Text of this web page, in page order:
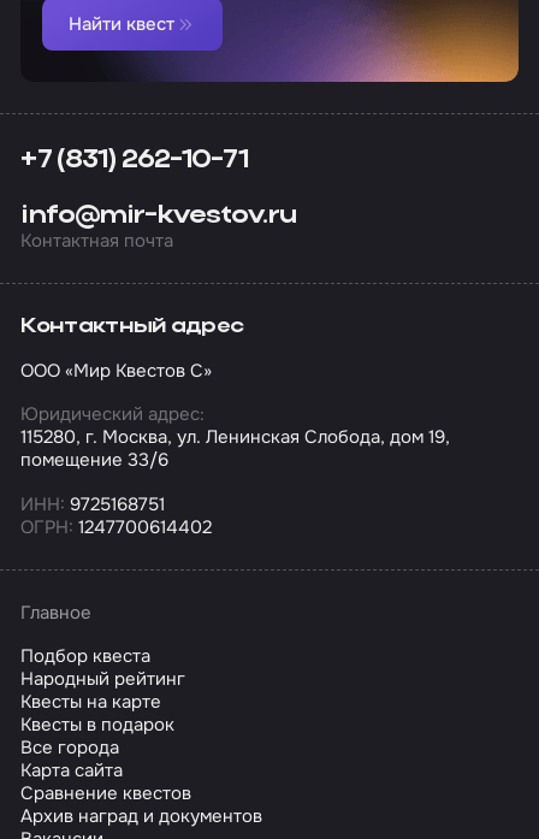
Найти квест
+7 (831) 262-10-71
info@mir-kvestov.ru
Контактная почта
Контактный адрес
ООО «Мир Квестов С»
Юридический адрес:
115280, г. Москва, ул. Ленинская Слобода, дом 19,
помещение 33/6
ИНН: 9725168751
ОГРН: 1247700614402
Главное
Подбор квеста
Народный рейтинг
Квесты на карте
Квесты в подарок
Все города
Карта сайта
Сравнение квестов
Архив наград и документов